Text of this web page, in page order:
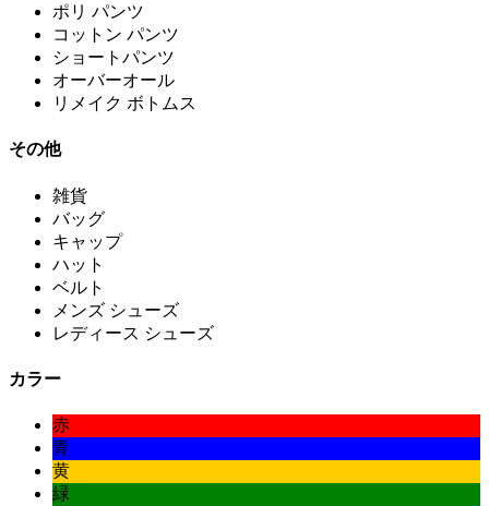
ポリ パンツ
コットン パンツ
ショートパンツ
オーバーオール
リメイク ボトムス
その他
雑貨
バッグ
キャップ
ハット
ベルト
メンズ シューズ
レディース シューズ
カラー
赤
青
黄
緑